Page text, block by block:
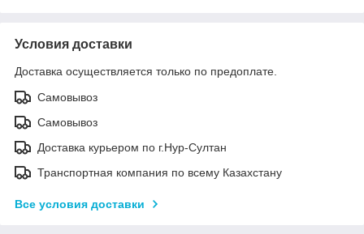
Условия доставки
Доставка осуществляется только по предоплате.
Самовывоз
Самовывоз
Доставка курьером по г.Нур-Султан
Транспортная компания по всему Казахстану
Все условия доставки